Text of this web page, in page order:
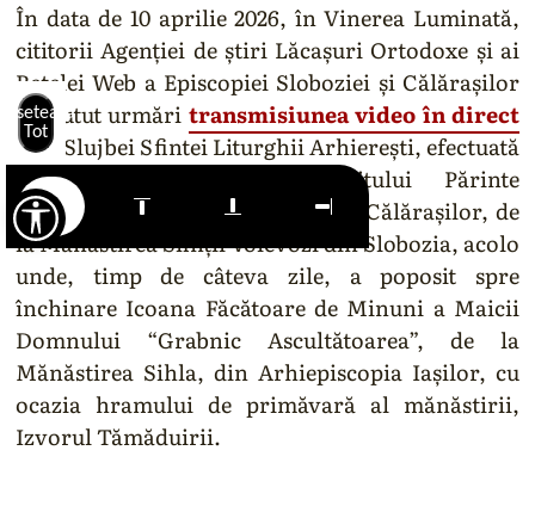
În data de 10 aprilie 2026, în Vinerea Luminată,
cititorii Agenției de știri Lăcașuri Ortodoxe și ai
Rețelei Web a Episcopiei Sloboziei și Călărașilor
au putut urmări transmisiunea video în direct
a Slujbei Sfintei Liturghii Arhierești, efectuată
cu binecuvântarea Preasfințitului Părinte
Vincențiu, Episcopul Sloboziei și Călărașilor, de
la Mănăstirea Sfinții Voievozi din Slobozia, acolo
unde, timp de câteva zile, a poposit spre
închinare Icoana Făcătoare de Minuni a Maicii
Domnului “Grabnic Ascultătoarea”, de la
Mănăstirea Sihla, din Arhiepiscopia Iașilor, cu
ocazia hramului de primăvară al mănăstirii,
Izvorul Tămăduirii.
Tot